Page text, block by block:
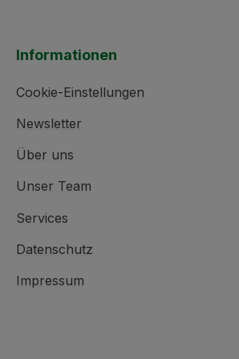
Informationen
Cookie-Einstellungen
Newsletter
Über uns
Unser Team
Services
Datenschutz
Impressum